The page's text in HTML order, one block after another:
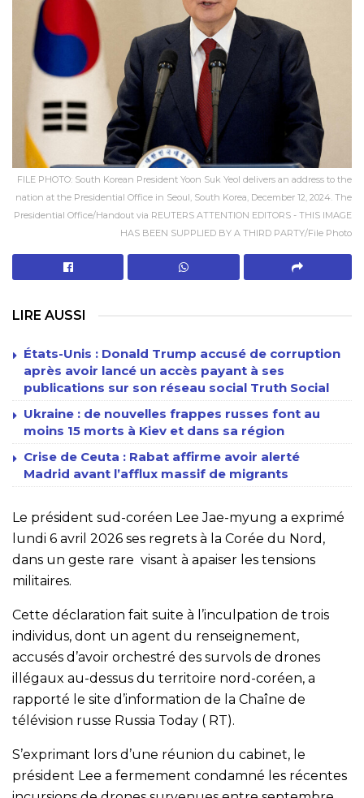
FILE PHOTO: South Korean President Yoon Suk Yeol delivers an address to the
nation at the Presidential Office in Seoul, South Korea, December 12, 2024. The
Presidential Office/Handout via REUTERS ATTENTION EDITORS - THIS IMAGE
HAS BEEN SUPPLIED BY A THIRD PARTY/File Photo
LIRE AUSSI
États-Unis : Donald Trump accusé de corruption
après avoir lancé un accès payant à ses
publications sur son réseau social Truth Social
Ukraine : de nouvelles frappes russes font au
moins 15 morts à Kiev et dans sa région
Crise de Ceuta : Rabat affirme avoir alerté
Madrid avant l’afflux massif de migrants
Le président sud-coréen Lee Jae-myung a exprimé
lundi 6 avril 2026 ses regrets à la Corée du Nord,
dans un geste rare visant à apaiser les tensions
militaires.
Cette déclaration fait suite à l’inculpation de trois
individus, dont un agent du renseignement,
accusés d’avoir orchestré des survols de drones
illégaux au-dessus du territoire nord-coréen, a
rapporté le site d’information de la Chaîne de
télévision russe Russia Today ( RT).
S’exprimant lors d’une réunion du cabinet, le
président Lee a fermement condamné les récentes